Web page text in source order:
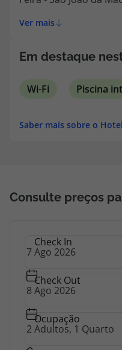
grande rotunda.
Ver mais
Em destaque
Wi-Fi Piscina
Saber mais sobre o Hotel
Consulte preços
Check In
Check Out
Ocupação